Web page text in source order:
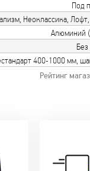
Под
Неоклассика,
Алюминий
Без
400-1000 мм,
Рейтинг
2%
-
монтаж